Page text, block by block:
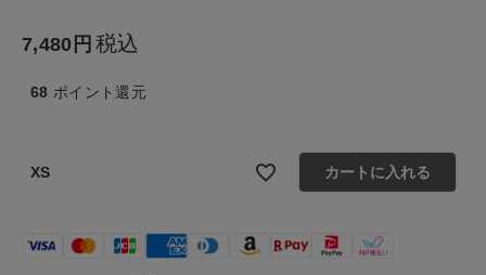
ギフト
7,480 税込
68 ポイント還元
XS カートに入れる